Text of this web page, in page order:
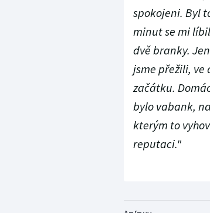
spokojeni. Byl
minut se mi
dvě branky.
jsme přežili, ve
začátku.
bylo vabank,
kterým to
reputaci."